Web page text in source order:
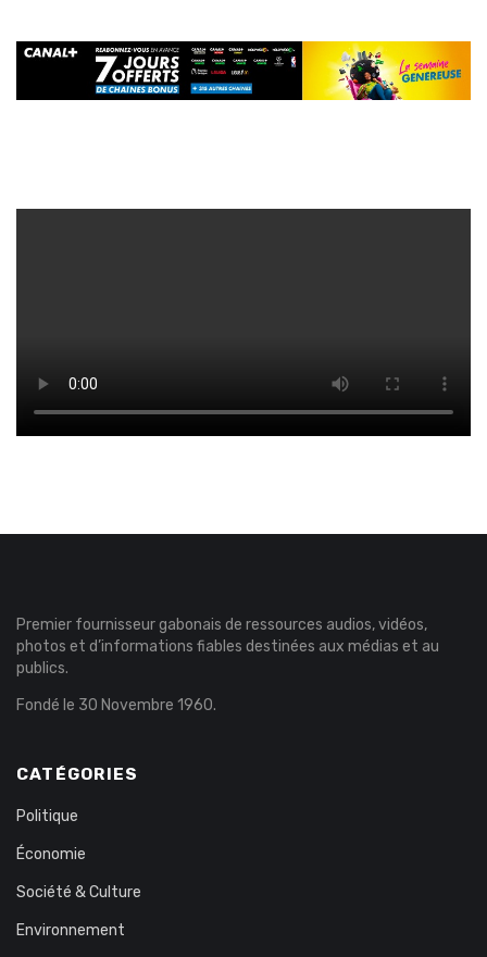
Premier fournisseur gabonais de ressources audios, vidéos,
photos et d’informations fiables destinées aux médias et au
publics.
Fondé le 30 Novembre 1960.
CATÉGORIES
Politique
Économie
Société & Culture
Environnement